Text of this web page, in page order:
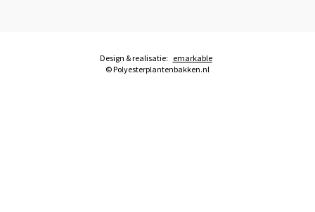
© Polyesterplantenbakken.nl
Design & realisatie: emarkable